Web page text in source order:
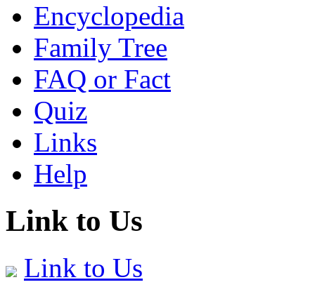
Encyclopedia
Family Tree
FAQ or Fact
Quiz
Links
Help
Link to Us
Link to Us